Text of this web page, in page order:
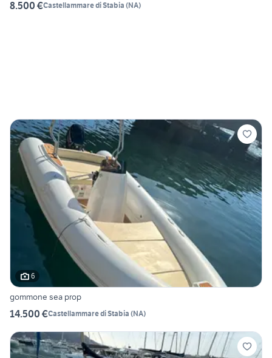
8.500 €Castellammare di Stabia (NA)
6
gommone sea prop
14.500 €Castellammare di Stabia (NA)